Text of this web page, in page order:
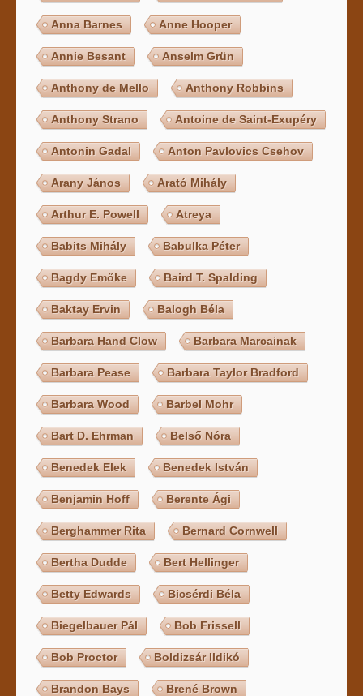
Anna Barnes Anne Hooper
Annie Besant Anselm Grün
Anthony de Mello Anthony Robbins
Anthony Strano Antoine de Saint-Exupéry
Antonin Gadal Anton Pavlovics Csehov
Arany János Arató Mihály
Arthur E. Powell Atreya
Babits Mihály Babulka Péter
Bagdy Emőke Baird T. Spalding
Baktay Ervin Balogh Béla
Barbara Hand Clow Barbara Marcainak
Barbara Pease Barbara Taylor Bradford
Barbara Wood Barbel Mohr
Bart D. Ehrman Belső Nóra
Benedek Elek Benedek István
Benjamin Hoff Berente Ági
Berghammer Rita Bernard Cornwell
Bertha Dudde Bert Hellinger
Betty Edwards Bicsérdi Béla
Biegelbauer Pál Bob Frissell
Bob Proctor Boldizsár Ildikó
Brandon Bays Brené Brown